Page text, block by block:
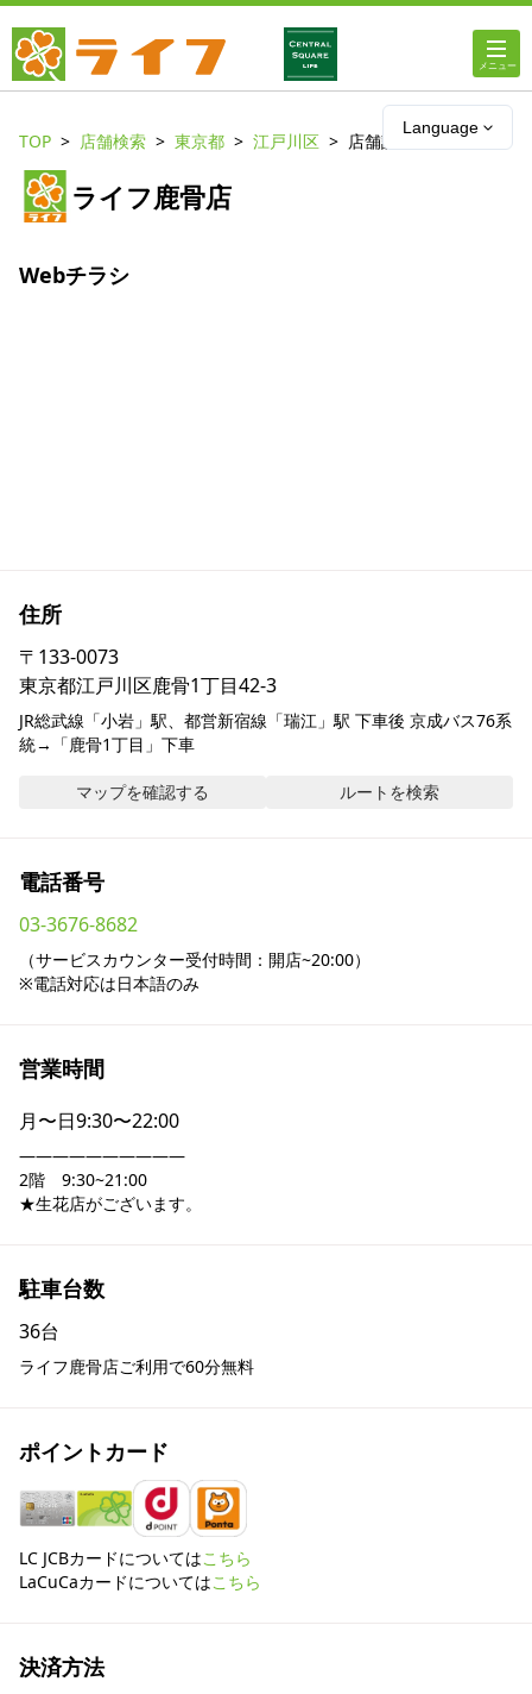
Language
店舗・チラシ情報
Contact us in English
TOP 店舗検索 東京都 江戸川区 店舗詳細
ライフ鹿骨店
Webチラシ
住所
〒 133-0073
東京都江戸川区鹿骨1丁目42-3
JR総武線「小岩」駅、都営新宿線「瑞江」駅 下車後 京成バス76系
統→「鹿骨1丁目」下車
マップを確認する ルートを検索
電話番号
03-3676-8682
（サービスカウンター受付時間：開店~20:00）
※電話対応は日本語のみ
営業時間
月〜日9:30〜22:00
――――――――――
2階　9:30~21:00
★生花店がございます。
駐車台数
36台
ライフ鹿骨店ご利用で60分無料
ポイントカード
LC JCBカードについてはこちら
LaCuCaカードについてはこちら
決済方法